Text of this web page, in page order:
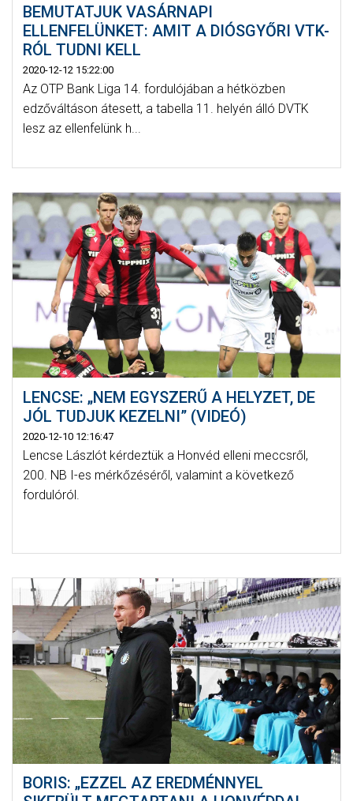
BEMUTATJUK VASÁRNAPI
ELLENFELÜNKET: AMIT A DIÓSGYŐRI VTK-
RÓL TUDNI KELL
2020-12-12 15:22:00
Az OTP Bank Liga 14. fordulójában a hétközben
edzőváltáson átesett, a tabella 11. helyén álló DVTK
lesz az ellenfelünk h...
LENCSE: „NEM EGYSZERŰ A HELYZET, DE
JÓL TUDJUK KEZELNI” (VIDEÓ)
2020-12-10 12:16:47
Lencse Lászlót kérdeztük a Honvéd elleni meccsről,
200. NB I-es mérkőzéséről, valamint a következő
fordulóról.
BORIS: „EZZEL AZ EREDMÉNNYEL